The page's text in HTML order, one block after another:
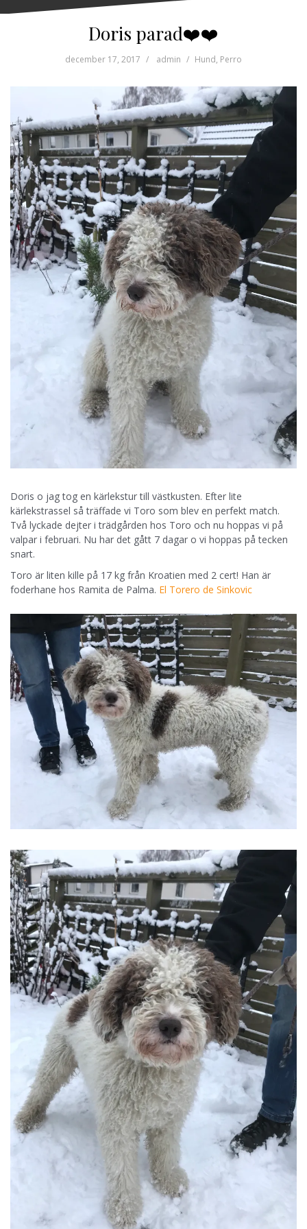
Doris parad❤️❤️
december 17, 2017 admin Hund, Perro
Doris o jag tog en kärlekstur till västkusten. Efter lite
kärlekstrassel så träffade vi Toro som blev en perfekt match.
Två lyckade dejter i trädgården hos Toro och nu hoppas vi på
valpar i februari. Nu har det gått 7 dagar o vi hoppas på tecken
snart.
Toro är liten kille på 17 kg från Kroatien med 2 cert! Han är
foderhane hos Ramita de Palma. El Torero de Sinkovic